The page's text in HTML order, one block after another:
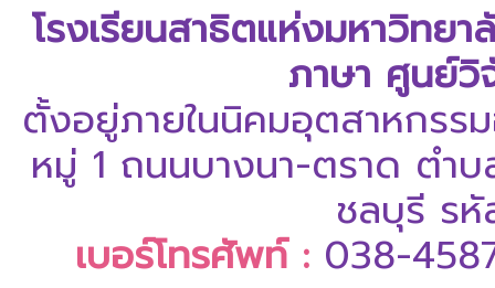
โรงเรียนสาธิตแห่งมหาวิทย
ภาษา ศูนย์
ตั้งอยู่ภายในนิคมอุตสาหกร
หมู่ 1 ถนนบางนา-ตราด ตำ
ชลบุรี ร
เบอร์โทรศัพท์ : 038-